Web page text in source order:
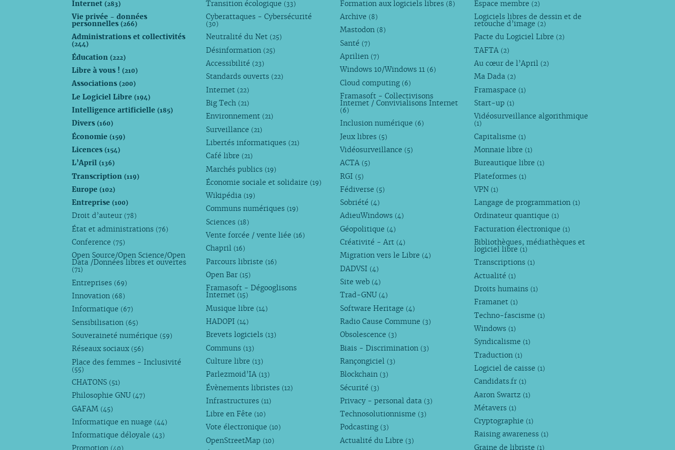
janvierjanvier
Internet(283)
Vie privée - données
personnelles(266)
Administrations et collectivités
(244)
Éducation(222)
Libre à vous !(210)
Associations(200)
Le Logiciel Libre(194)
Intelligence artificielle(185)
Divers(160)
Économie(159)
Licences(154)
L’April(136)
Transcription(119)
Europe(102)
Entreprise(100)
Droit d’auteur (78)
État et administrations (76)
Conference (75)
Open Source/Open Science/Open
Data /Données libres et ouvertes
(71)
Entreprises (69)
Innovation (68)
Informatique (67)
Sensibilisation (65)
Souveraineté numérique (59)
Réseaux sociaux (56)
Place des femmes - Inclusivité
(55)
CHATONS (51)
Philosophie GNU (47)
GAFAM (45)
Informatique en nuage (44)
Informatique déloyale (43)
(40)
Transition écologique (33)
Cyberattaques - Cybersécurité
(30)
Neutralité du Net (25)
Désinformation (25)
Accessibilité (23)
Standards ouverts (22)
Internet (22)
Big Tech (21)
Environnement (21)
Surveillance (21)
Libertés informatiques (21)
Café libre (21)
Marchés publics (19)
Économie sociale et solidaire (19)
Wikipédia (19)
Communs numériques (19)
Sciences (18)
Vente forcée / vente liée (16)
Chapril (16)
Parcours libriste (16)
Open Bar (15)
Framasoft - Dégooglisons
Internet (15)
Musique libre (14)
HADOPI (14)
Brevets logiciels (13)
Communs (13)
Culture libre (13)
Parlezmoid’IA (13)
Évènements libristes (12)
Infrastructures (11)
Libre en Fête (10)
Vote électronique (10)
OpenStreetMap (10)
Formation aux logiciels libres (8)
Archive (8)
Mastodon (8)
Santé (7)
Aprilien (7)
Windows 10/Windows 11 (6)
Cloud computing (6)
Framasoft - Collectivisons
Internet / Convivialisons Internet
(6)
Inclusion numérique (6)
Jeux libres (5)
Vidéosurveillance (5)
ACTA (5)
RGI (5)
Fédiverse (5)
Sobriété (4)
AdieuWindows (4)
Géopolitique (4)
Créativité - Art (4)
Migration vers le Libre (4)
DADVSI (4)
Site web (4)
Trad-GNU (4)
Software Heritage (4)
Radio Cause Commune (3)
Obsolescence (3)
Biais - Discrimination (3)
Rançongiciel (3)
Blockchain (3)
Sécurité (3)
Privacy - personal data (3)
Technosolutionnisme (3)
Podcasting (3)
Actualité du Libre (3)
Espace membre (2)
Logiciels libres de dessin et de
retouche d’image (2)
Pacte du Logiciel Libre (2)
TAFTA (2)
Au cœur de l’April (2)
Ma Dada (2)
Framaspace (1)
Start-up (1)
Vidéosurveillance algorithmique
(1)
Capitalisme (1)
Monnaie libre (1)
Bureautique libre (1)
Plateformes (1)
VPN (1)
Langage de programmation (1)
Ordinateur quantique (1)
Facturation électronique (1)
Bibliothèques, médiathèques et
logiciel libre (1)
Transcriptions (1)
Actualité (1)
Droits humains (1)
Framanet (1)
Techno-fascisme (1)
Windows (1)
Syndicalisme (1)
Traduction (1)
Logiciel de caisse (1)
Candidats.fr (1)
Aaron Swartz (1)
Métavers (1)
Cryptographie (1)
Raising awareness (1)
Graine de libriste (1)